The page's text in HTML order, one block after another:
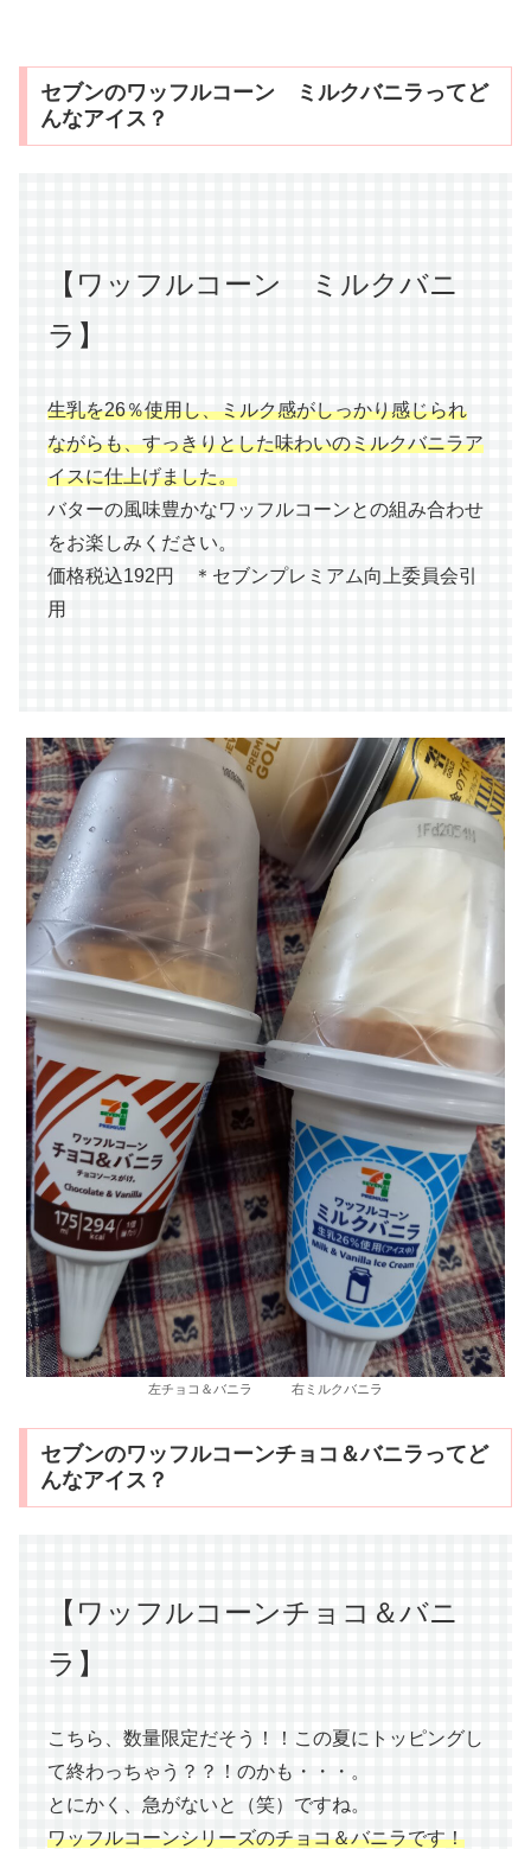
セブンのワッフルコーン ミルクバニラってど
んなアイス？
【ワッフルコーン ミルクバニ
ラ】
生乳を26％使用し、ミルク感がしっかり感じられ
ながらも、すっきりとした味わいのミルクバニラア
イスに仕上げました。
バターの風味豊かなワッフルコーンとの組み合わせ
をお楽しみください。
価格税込192円 ＊セブンプレミアム向上委員会引
用
左チョコ＆バニラ 右ミルクバニラ
セブンのワッフルコーンチョコ＆バニラってど
んなアイス？
【ワッフルコーンチョコ＆バニ
ラ】
こちら、数量限定だそう！！この夏にトッピングし
て終わっちゃう？？！のかも・・・。
とにかく、急がないと（笑）ですね。
ワッフルコーンシリーズのチョコ＆バニラです！